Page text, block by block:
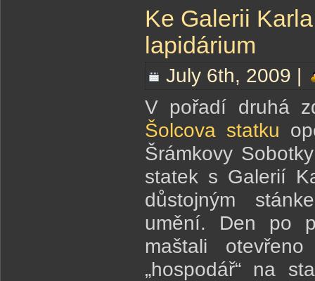
Ke Galerii
lapidárium
July 6th, 2009 |
V pořadí druhá
Šolcova statku
Šrámkovy
statek s Galerií
důstojným
umění. Den po
maštali
„hospodář“ na